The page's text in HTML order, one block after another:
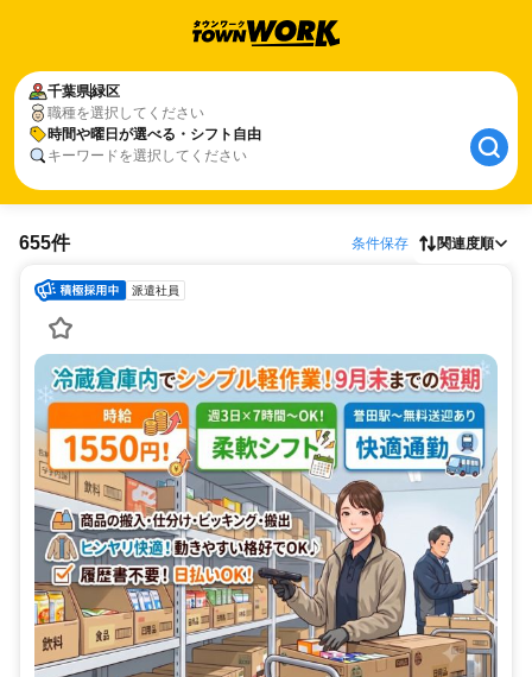
千葉県緑区
職種を選択してください
時間や曜日が選べる・シフト自由
キーワードを選択してください
655件 条件保存 関連度順
派遣社員